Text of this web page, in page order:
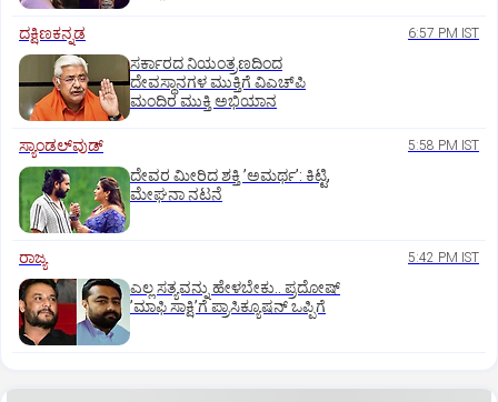
ದಕ್ಷಿಣಕನ್ನಡ 6:57 PM IST
ಸರ್ಕಾರದ ನಿಯಂತ್ರಣದಿಂದ
ದೇವಸ್ಥಾನಗಳ ಮುಕ್ತಿಗೆ ವಿಎಚ್‌ಪಿ
ಮಂದಿರ ಮುಕ್ತಿ ಅಭಿಯಾನ
ಸ್ಯಾಂಡಲ್‌ವುಡ್‌ 5:58 PM IST
ದೇವರ ಮೀರಿದ ಶಕ್ತಿ ʼಅಮರ್ಥʼ: ಕಿಟ್ಟಿ,
ಮೇಘನಾ ನಟನೆ
ರಾಜ್ಯ 5:42 PM IST
ಎಲ್ಲ ಸತ್ಯವನ್ನು ಹೇಳಬೇಕು.. ಪ್ರದೋಷ್‌
ʼಮಾಫಿ ಸಾಕ್ಷಿʼಗೆ ಪ್ರಾಸಿಕ್ಯೂಷನ್ ಒಪ್ಪಿಗೆ